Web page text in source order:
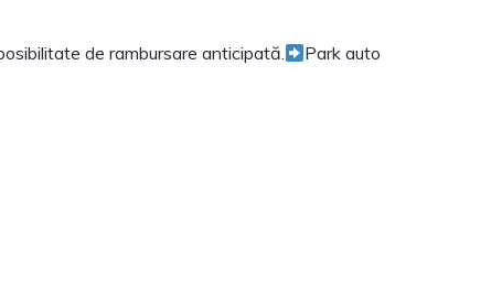
de rambursare anticipată.
Park auto